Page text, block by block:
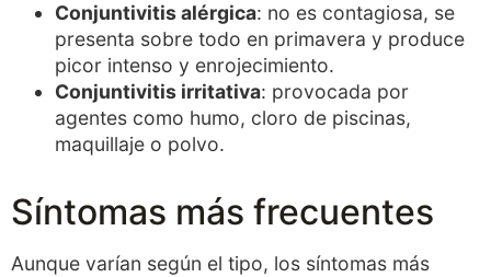
Conjuntivitis alérgica: no es contagiosa, se
presenta sobre todo en primavera y produce
picor intenso y enrojecimiento.
Conjuntivitis irritativa: provocada por
agentes como humo, cloro de piscinas,
maquillaje o polvo.
Síntomas más frecuentes
Aunque varían según el tipo, los síntomas más